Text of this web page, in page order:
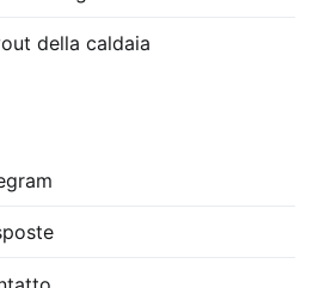
della caldaia